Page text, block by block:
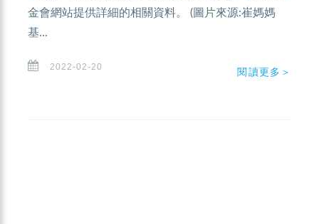
金會網站提供詳細的相關資料。 (圖片來源:崔媽媽
基...
2022-02-20 閱讀更多＞